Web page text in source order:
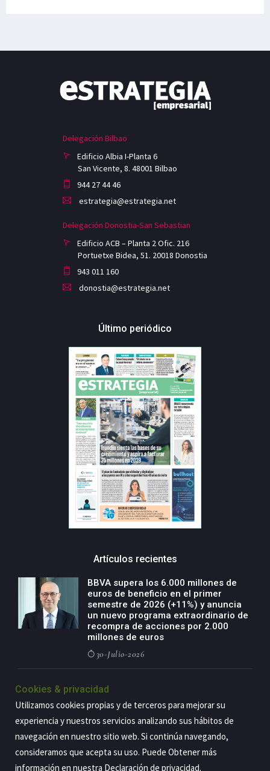
Delegación Bilbao
Edificio Albia I-Planta 6
San Vicente, 8. 48001 Bilbao
944 27 44 46
estrategia@estrategia.net
Delegación Donostia-San Sebastian
Edificio ACB – Planta 2 Ofic. 216
Portuetxe Bidea, 51. 20018 Donostia
943 011 160
donostia@estrategia.net
Último periódico
Artículos recientes
BBVA supera los 6.000 millones de
euros de beneficio en el primer
semestre de 2026 (+11%) y anuncia
un nuevo programa extraordinario de
recompra de acciones por 2.000
millones de euros
30-Julio-2026
BBVA acelera el crecimiento de su
negocio agro con un modelo global
de especialización presente en siete
29-Julio-2026
Cookies & privacidad
Utilizamos cookies propias y de terceros para mejorar su
experiencia y nuestros servicios analizando sus hábitos de
navegación en nuestro sitio web. Si continúa navegando,
consideramos que acepta su uso. Puede Obtener más
información en nuestra Declaración de privacidad.